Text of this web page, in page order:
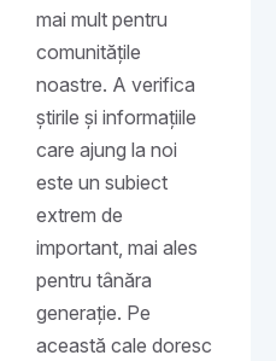
mai mult pentru
comunitățile
noastre. A verifica
știrile și informațiile
care ajung la noi
este un subiect
extrem de
important, mai ales
pentru tânăra
generație. Pe
această cale doresc